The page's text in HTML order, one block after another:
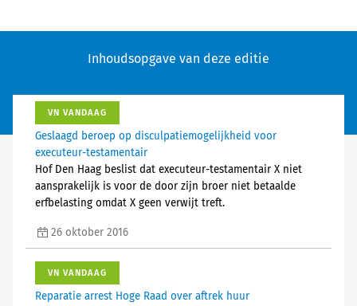
Inhoudsopgave van deze editie
VN VANDAAG
Geslaagd beroep op disculpatiemogelijkheid voor
executeur-testamentair
Hof Den Haag beslist dat executeur-testamentair X niet
aansprakelijk is voor de door zijn broer niet betaalde
erfbelasting omdat X geen verwijt treft.
26 oktober 2016
VN VANDAAG
Reparatie arrest Hoge Raad over aftrek huur